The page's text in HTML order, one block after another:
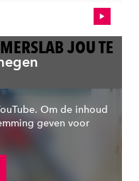
JOU TE
Om de inhoud
geven voor